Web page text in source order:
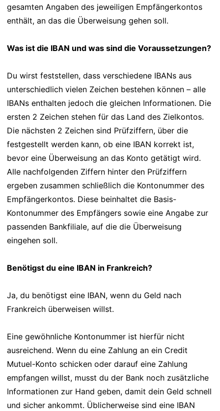
gesamten Angaben des jeweiligen Empfängerkontos
enthält, an das die Überweisung gehen soll.
Was ist die IBAN und was sind die Voraussetzungen?
Du wirst feststellen, dass verschiedene IBANs aus
unterschiedlich vielen Zeichen bestehen können – alle
IBANs enthalten jedoch die gleichen Informationen. Die
ersten 2 Zeichen stehen für das Land des Zielkontos.
Die nächsten 2 Zeichen sind Prüfziffern, über die
festgestellt werden kann, ob eine IBAN korrekt ist,
bevor eine Überweisung an das Konto getätigt wird.
Alle nachfolgenden Ziffern hinter den Prüfziffern
ergeben zusammen schließlich die Kontonummer des
Empfängerkontos. Diese beinhaltet die Basis-
Kontonummer des Empfängers sowie eine Angabe zur
passenden Bankfiliale, auf die die Überweisung
eingehen soll.
Benötigst du eine IBAN in Frankreich?
Ja, du benötigst eine IBAN, wenn du Geld nach
Frankreich überweisen willst.
Eine gewöhnliche Kontonummer ist hierfür nicht
ausreichend. Wenn du eine Zahlung an ein Credit
Mutuel-Konto schicken oder darauf eine Zahlung
empfangen willst, musst du der Bank noch zusätzliche
Informationen zur Hand geben, damit dein Geld schnell
und sicher ankommt. Üblicherweise sind eine IBAN